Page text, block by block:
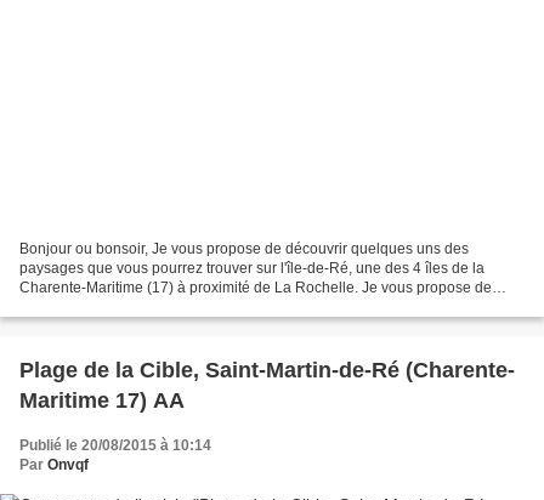
Bonjour ou bonsoir, Je vous propose de découvrir quelques uns des
paysages que vous pourrez trouver sur l'île-de-Ré, une des 4 îles de la
Charente-Maritime (17) à proximité de La Rochelle. Je vous propose de
Plage de la Cible, Saint-Martin-de-Ré (Charente-
Maritime 17) AA
Publié le 20/08/2015 à 10:14
Par Onvqf